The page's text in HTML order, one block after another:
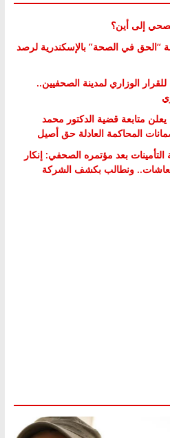
إلى أين؟
“الحق في الصحة” بالإسكندرية لرصد
الوزاري لمدينة الصحفيين..
متابعة قضية الدكتور محمد
المحاكمة العادلة حق أصيل
بعد مؤتمره الصحفي: إنكار
ونطالب بكشف الشركة